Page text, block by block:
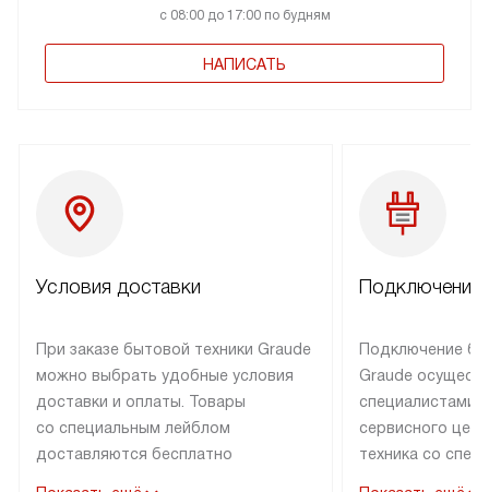
с 08:00 до 17:00 по будням
НАПИСАТЬ
Условия доставки
При заказе бытовой техники Graude
можно выбрать удобные условия
доставки и оплаты. Товары
со специальным лейблом
доставляются бесплатно
Подключение
Подключение
Graude
специалистами
сервисного
техника со